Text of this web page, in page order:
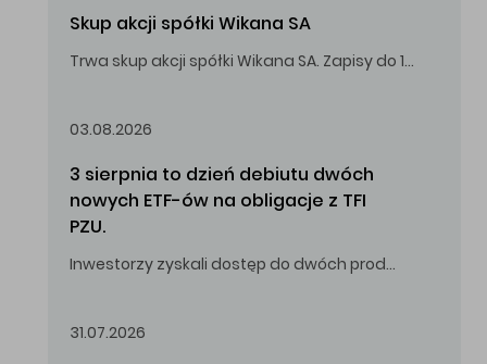
Skup akcji spółki Wikana SA
Trwa skup akcji spółki Wikana SA. Zapisy do 14.08.2026 r. do godz. 16.00.
03.08.2026
3 sierpnia to dzień debiutu dwóch
nowych ETF-ów na obligacje z TFI
PZU.
Inwestorzy zyskali dostęp do dwóch produktów umożliwiających inwestowanie w obligacje skarbowe.
31.07.2026